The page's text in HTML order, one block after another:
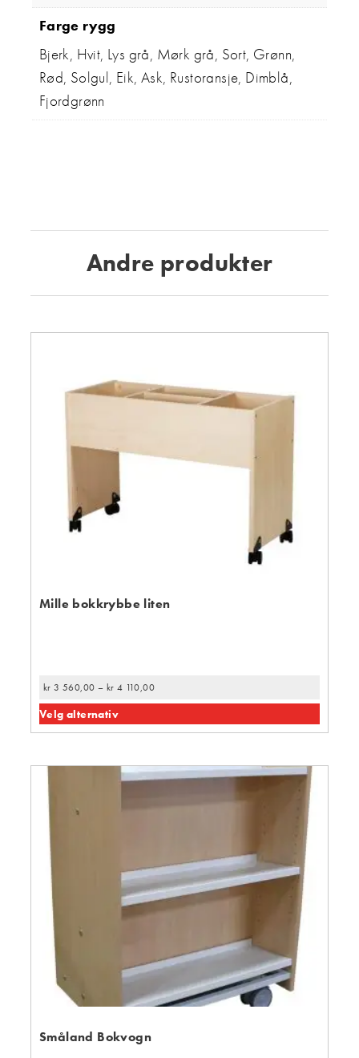
Farge rygg
Bjerk, Hvit, Lys grå, Mørk grå, Sort, Grønn,
Rød, Solgul, Eik, Ask, Rustoransje, Dimblå,
Fjordgrønn
Andre produkter
Mille bokkrybbe liten
kr 3 560,00 – kr 4 110,00
Velg alternativ
Småland Bokvogn